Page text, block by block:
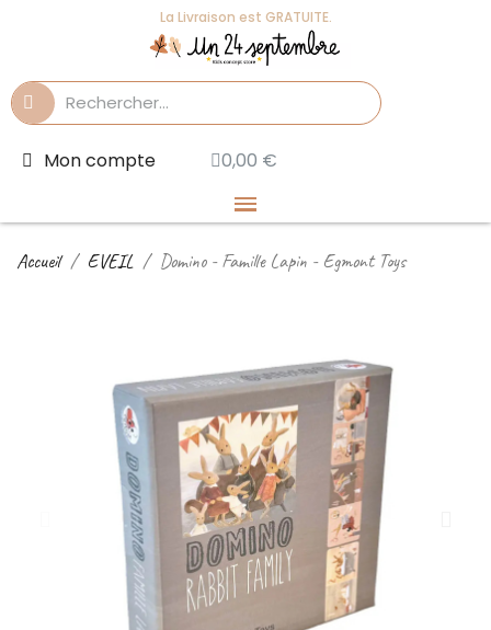
La Livraison est GRATUITE.
Mon compte 0,00 €
Accueil EVEIL Domino - Famille Lapin - Egmont Toys